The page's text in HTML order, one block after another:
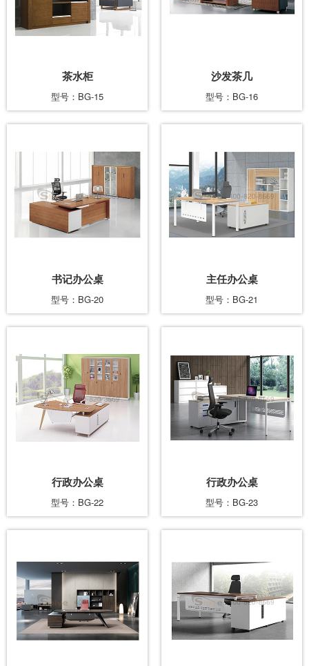
茶水柜
型号：BG-15
沙发茶几
型号：BG-16
书记办公桌
型号：BG-20
主任办公桌
型号：BG-21
行政办公桌
型号：BG-22
行政办公桌
型号：BG-23